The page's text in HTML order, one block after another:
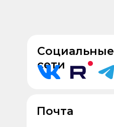
Социальные
сети
Почта